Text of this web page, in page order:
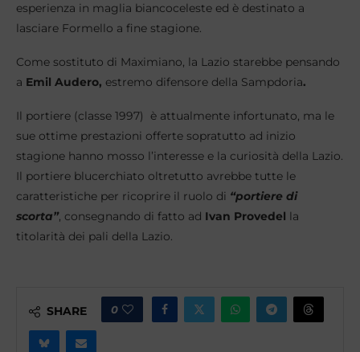
esperienza in maglia biancoceleste ed è destinato a
lasciare Formello a fine stagione.
Come sostituto di Maximiano, la Lazio starebbe pensando
a Emil Audero, estremo difensore della Sampdoria.
Il portiere (classe 1997) è attualmente infortunato, ma le
sue ottime prestazioni offerte sopratutto ad inizio
stagione hanno mosso l’interesse e la curiosità della Lazio.
Il portiere blucerchiato oltretutto avrebbe tutte le
caratteristiche per ricoprire il ruolo di “portiere di
scorta”, consegnando di fatto ad Ivan Provedel la
titolarità dei pali della Lazio.
SHARE 0